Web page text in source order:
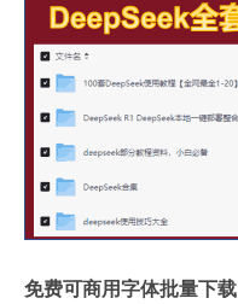
免费可商用字体批量下载